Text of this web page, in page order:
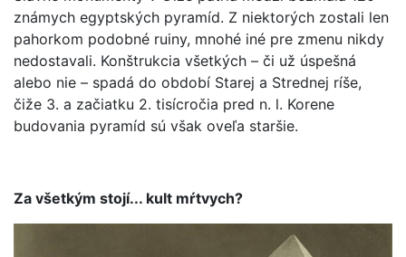
známych egyptských pyramíd. Z niektorých zostali len
pahorkom podobné ruiny, mnohé iné pre zmenu nikdy
nedostavali. Konštrukcia všetkých – či už úspešná
alebo nie – spadá do období Starej a Strednej ríše,
čiže 3. a začiatku 2. tisícročia pred n. l. Korene
budovania pyramíd sú však oveľa staršie.
Za všetkým stojí... kult mŕtvych?